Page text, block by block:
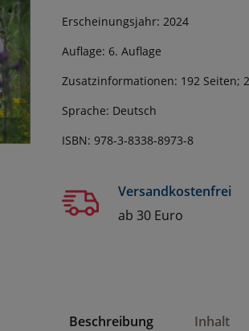
Erscheinungsjahr: 2024
Auflage: 6. Auflage
Zusatzinformationen: 192 Seiten;
Sprache: Deutsch
ISBN: 978-3-8338-8973-8
Versandkostenfrei
ab 30 Euro
Beschreibung Inhalt